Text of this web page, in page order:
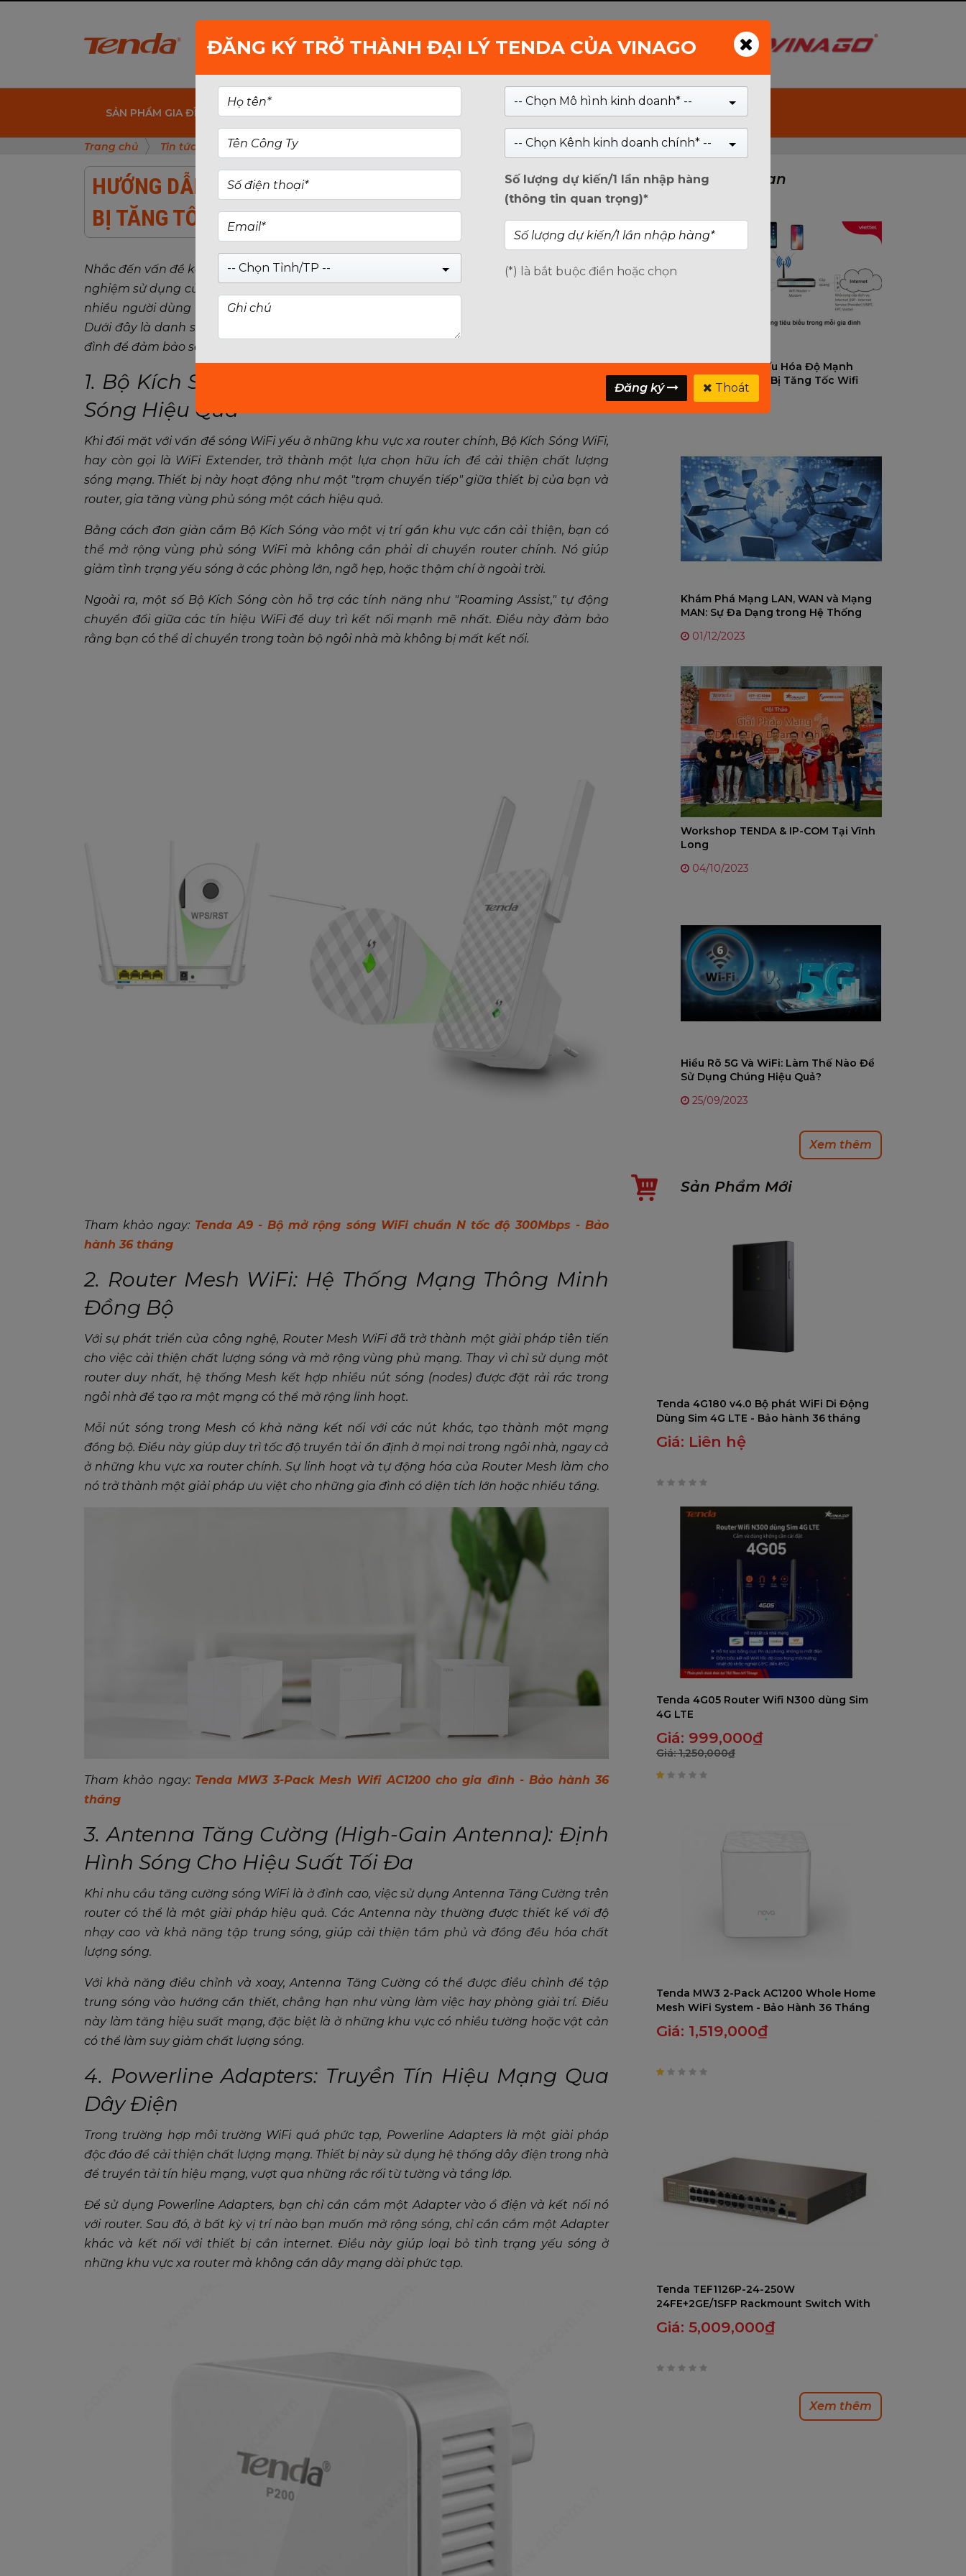
Kiểm tra Tìm kiếm
SẢN PHẨM GIA ĐÌNH SẢN PHẨM DOANH NGHIỆP GIỚI THIỆU TIN TỨC
Trang chủ Tin tức Hướng Dẫn Tối Ưu Hóa Độ Mạnh Sóng Với 5 Thiết Bị Tăng Tốc Wifi
HƯỚNG DẪN TỐI ƯU HÓA ĐỘ MẠNH SÓNG VỚI 5 THIẾT
BỊ TĂNG TỐC WIFI
Nhắc đến vấn đề kết nối Internet, chất lượng sóng WiFi đóng vai trò quan trọng trong trải
nghiệm sử dụng của chúng ta. Đối mặt với tình trạng yếu sóng và giảm tốc độ truyền tải,
nhiều người dùng đang tìm kiếm các giải pháp để cải thiện hiệu suất mạng của mình.
Dưới đây là danh sách 5 loại thiết bị tăng tốc WiFi mà bạn có thể tích hợp vào mạng gia
đình để đảm bảo sóng mạnh mẽ và ổn định.
1. Bộ Kích Sóng WiFi (WiFi Extender): Mở Rộng Phủ
Sóng Hiệu Quả
Khi đối mặt với vấn đề sóng WiFi yếu ở những khu vực xa router chính, Bộ Kích Sóng WiFi,
hay còn gọi là WiFi Extender, trở thành một lựa chọn hữu ích để cải thiện chất lượng
sóng mạng. Thiết bị này hoạt động như một "trạm chuyển tiếp" giữa thiết bị của bạn và
router, gia tăng vùng phủ sóng một cách hiệu quả.
Bằng cách đơn giản cắm Bộ Kích Sóng vào một vị trí gần khu vực cần cải thiện, bạn có
thể mở rộng vùng phủ sóng WiFi mà không cần phải di chuyển router chính. Nó giúp
giảm tình trạng yếu sóng ở các phòng lớn, ngõ hẹp, hoặc thậm chí ở ngoài trời.
Ngoài ra, một số Bộ Kích Sóng còn hỗ trợ các tính năng như "Roaming Assist," tự động
chuyển đổi giữa các tín hiệu WiFi để duy trì kết nối mạnh mẽ nhất. Điều này đảm bảo
rằng bạn có thể di chuyển trong toàn bộ ngôi nhà mà không bị mất kết nối.
Tham khảo ngay: Tenda A9 - Bộ mở rộng sóng WiFi chuẩn N tốc độ 300Mbps - Bảo
hành 36 tháng
2. Router Mesh WiFi: Hệ Thống Mạng Thông Minh
Đồng Bộ
Với sự phát triển của công nghệ, Router Mesh WiFi đã trở thành một giải pháp tiên tiến
cho việc cải thiện chất lượng sóng và mở rộng vùng phủ mạng. Thay vì chỉ sử dụng một
router duy nhất, hệ thống Mesh kết hợp nhiều nút sóng (nodes) được đặt rải rác trong
ngôi nhà để tạo ra một mạng có thể mở rộng linh hoạt.
Mỗi nút sóng trong Mesh có khả năng kết nối với các nút khác, tạo thành một mạng
đồng bộ. Điều này giúp duy trì tốc độ truyền tải ổn định ở mọi nơi trong ngôi nhà, ngay cả
ở những khu vực xa router chính. Sự linh hoạt và tự động hóa của Router Mesh làm cho
nó trở thành một giải pháp ưu việt cho những gia đình có diện tích lớn hoặc nhiều tầng.
Tham khảo ngay: Tenda MW3 3-Pack Mesh Wifi AC1200 cho gia đình - Bảo hành 36
tháng
3. Antenna Tăng Cường (High-Gain Antenna): Định
Hình Sóng Cho Hiệu Suất Tối Đa
Khi nhu cầu tăng cường sóng WiFi là ở đỉnh cao, việc sử dụng Antenna Tăng Cường trên
router có thể là một giải pháp hiệu quả. Các Antenna này thường được thiết kế với độ
nhạy cao và khả năng tập trung sóng, giúp cải thiện tầm phủ và đồng đều hóa chất
lượng sóng.
Với khả năng điều chỉnh và xoay, Antenna Tăng Cường có thể được điều chỉnh để tập
trung sóng vào hướng cần thiết, chẳng hạn như vùng làm việc hay phòng giải trí. Điều
này làm tăng hiệu suất mạng, đặc biệt là ở những khu vực có nhiều tường hoặc vật cản
có thể làm suy giảm chất lượng sóng.
4. Powerline Adapters: Truyền Tín Hiệu Mạng Qua
Dây Điện
Trong trường hợp môi trường WiFi quá phức tạp, Powerline Adapters là một giải pháp
độc đáo để cải thiện chất lượng mạng. Thiết bị này sử dụng hệ thống dây điện trong nhà
để truyền tải tín hiệu mạng, vượt qua những rắc rối từ tường và tầng lớp.
Để sử dụng Powerline Adapters, bạn chỉ cần cắm một Adapter vào ổ điện và kết nối nó
với router. Sau đó, ở bất kỳ vị trí nào bạn muốn mở rộng sóng, chỉ cần cắm một Adapter
khác và kết nối với thiết bị cần internet. Điều này giúp loại bỏ tình trạng yếu sóng ở
những khu vực xa router mà không cần dây mạng dài phức tạp.
Tin Liên Quan
Hướng Dẫn Tối Ưu Hóa Độ Mạnh
Sóng Với 5 Thiết Bị Tăng Tốc Wifi
04/12/2023
Khám Phá Mạng LAN, WAN và Mạng
MAN: Sự Đa Dạng trong Hệ Thống
01/12/2023
Workshop TENDA & IP-COM Tại Vĩnh
Long
04/10/2023
Hiểu Rõ 5G Và WiFi: Làm Thế Nào Để
Sử Dụng Chúng Hiệu Quả?
25/09/2023
Xem thêm
Sản Phẩm Mới
Tenda 4G180 v4.0 Bộ phát WiFi Di Động
Dùng Sim 4G LTE - Bảo hành 36 tháng
Giá: Liên hệ
Tenda 4G05 Router Wifi N300 dùng Sim
4G LTE
Giá: 999,000₫
Giá:1,250,000₫
Tenda MW3 2-Pack AC1200 Whole Home
Mesh WiFi System - Bảo Hành 36 Tháng
Giá: 1,519,000₫
Tenda TEF1126P-24-250W
24FE+2GE/1SFP Rackmount Switch With
24-Port PoE - Bảo Hành 36 Tháng
Giá: 5,009,000₫
Xem thêm
ĐĂNG KÝ TRỞ THÀNH ĐẠI LÝ TENDA CỦA VINAGO
-- Chọn Tỉnh/TP --
-- Chọn Mô hình kinh doanh* --
-- Chọn Kênh kinh doanh chính* --
Số lượng dự kiến/1 lần nhập hàng
(thông tin quan trọng)*
(*) là bắt buộc điền hoặc chọn
Đăng ký Thoát